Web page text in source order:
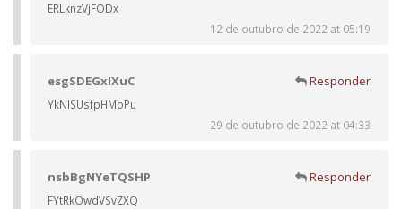
ERLknzVjFODx
12 de outubro de 2022 at 05:19
esgSDEGxIXuC Responder
YkNISUsfpHMoPu
29 de outubro de 2022 at 04:33
nsbBgNYeTQSHP Responder
FYtRkOwdVSvZXQ